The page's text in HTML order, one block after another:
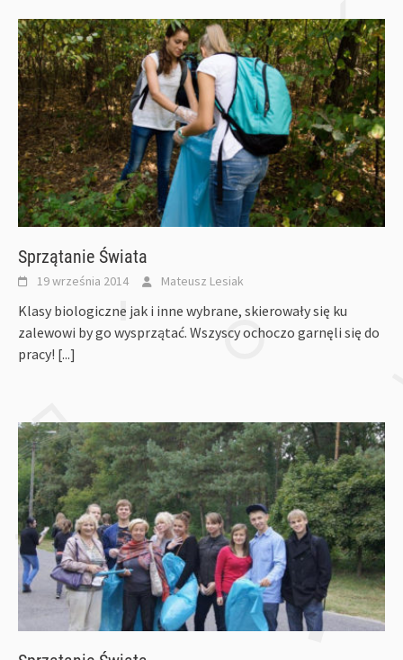
Sprzątanie Świata
19 września 2014 Mateusz Lesiak
Klasy biologiczne jak i inne wybrane, skierowały się ku
zalewowi by go wysprzątać. Wszyscy ochoczo garnęli się do
pracy! [...]